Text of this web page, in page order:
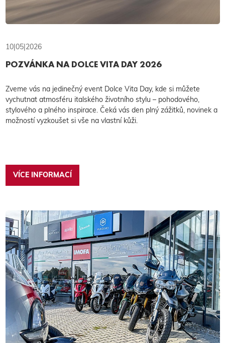
10|05|2026
POZVÁNKA NA DOLCE VITA DAY 2026
Zveme vás na jedinečný event Dolce Vita Day, kde si můžete
vychutnat atmosféru italského životního stylu – pohodového,
stylového a plného inspirace. Čeká vás den plný zážitků, novinek a
možností vyzkoušet si vše na vlastní kůži.
VÍCE INFORMACÍ